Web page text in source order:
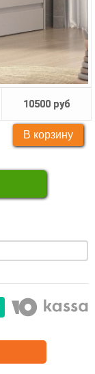
10500 руб